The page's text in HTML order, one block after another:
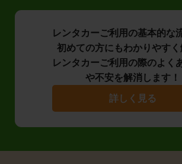
レンタカーご利用の基本的な
初めての方にもわかりやすく
レンタカーご利用の際のよく
や不安を解消します！
詳しく見る